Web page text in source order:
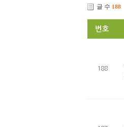
글 수 188
번호
188